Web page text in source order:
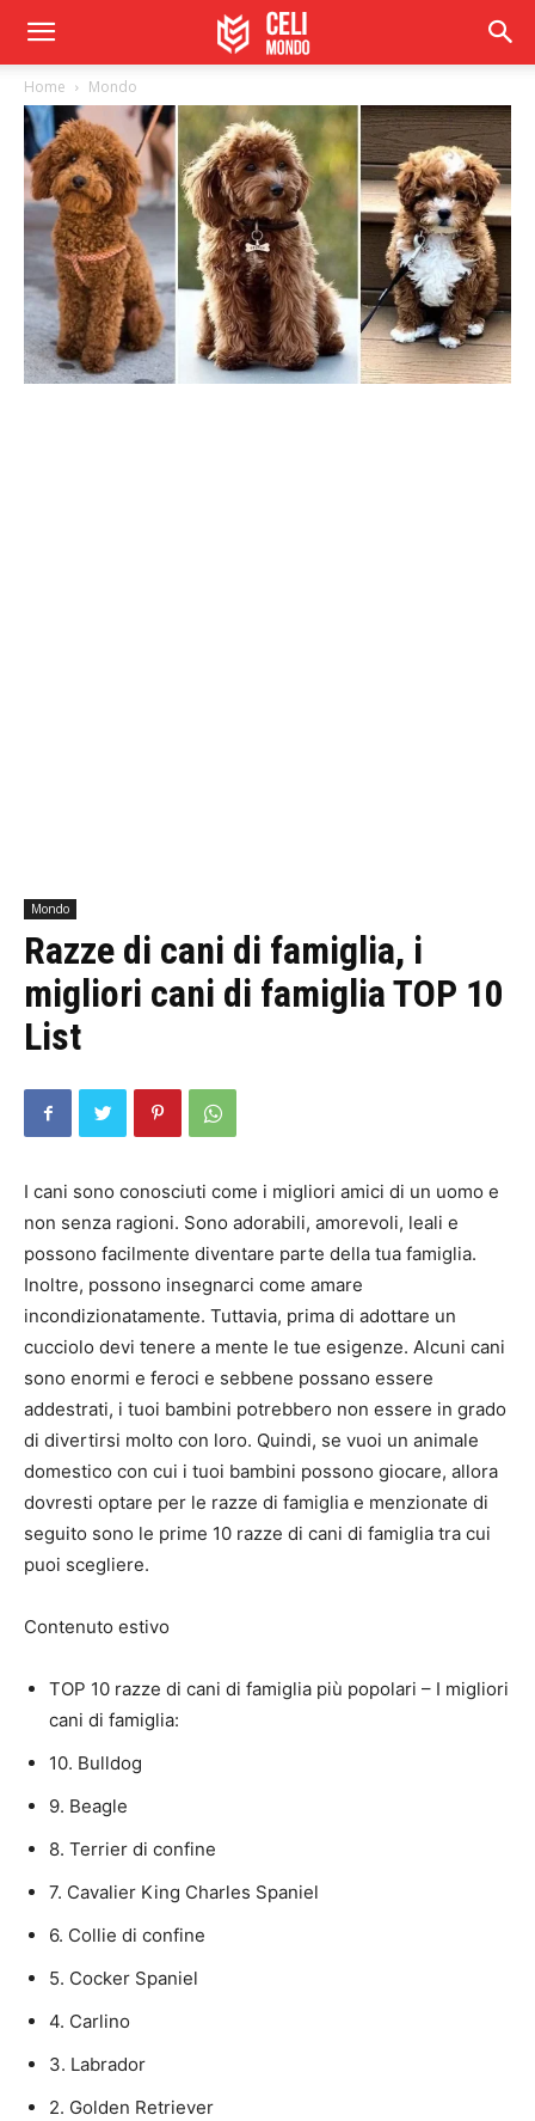
Home Mondo
Mondo
Razze di cani di famiglia, i
migliori cani di famiglia TOP 10
List
I cani sono conosciuti come i migliori amici di un uomo e
non senza ragioni. Sono adorabili, amorevoli, leali e
possono facilmente diventare parte della tua famiglia.
Inoltre, possono insegnarci come amare
incondizionatamente. Tuttavia, prima di adottare un
cucciolo devi tenere a mente le tue esigenze. Alcuni cani
sono enormi e feroci e sebbene possano essere
addestrati, i tuoi bambini potrebbero non essere in grado
di divertirsi molto con loro. Quindi, se vuoi un animale
domestico con cui i tuoi bambini possono giocare, allora
dovresti optare per le razze di famiglia e menzionate di
seguito sono le prime 10 razze di cani di famiglia tra cui
puoi scegliere.
Contenuto estivo
TOP 10 razze di cani di famiglia più popolari – I migliori
cani di famiglia:
10. Bulldog
9. Beagle
8. Terrier di confine
7. Cavalier King Charles Spaniel
6. Collie di confine
5. Cocker Spaniel
4. Carlino
3. Labrador
2. Golden Retriever